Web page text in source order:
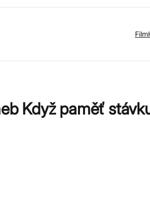
Film
Když paměť